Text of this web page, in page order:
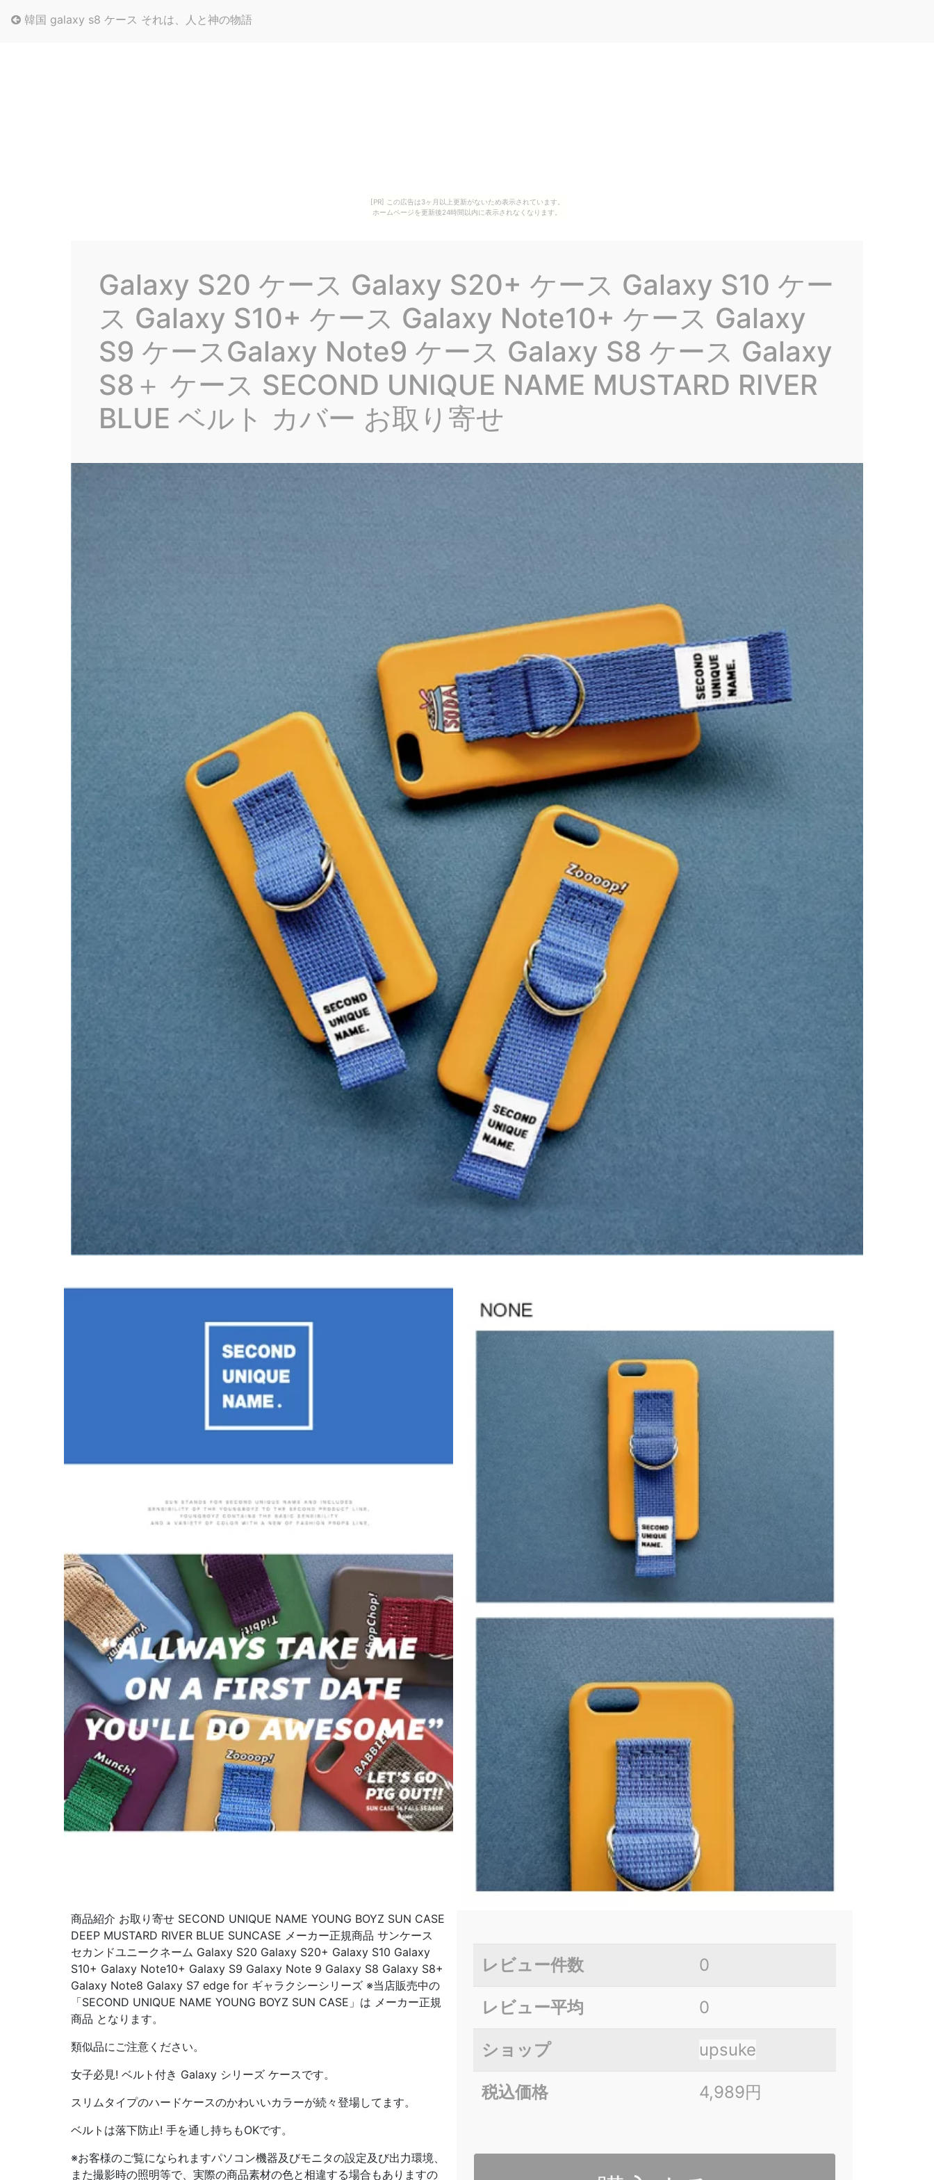
[PR] この広告は3ヶ月以上更新がないため表示されています。
ホームページを更新後24時間以内に表示されなくなります。
韓国 galaxy s8 ケース それは、人と神の物語
Galaxy S20 ケース Galaxy S20+ ケース Galaxy S10 ケー
ス Galaxy S10+ ケース Galaxy Note10+ ケース Galaxy
S9 ケースGalaxy Note9 ケース Galaxy S8 ケース Galaxy
S8＋ ケース SECOND UNIQUE NAME MUSTARD RIVER
BLUE ベルト カバー お取り寄せ
商品紹介 お取り寄せ SECOND UNIQUE NAME YOUNG BOYZ SUN CASE
DEEP MUSTARD RIVER BLUE SUNCASE メーカー正規商品 サンケース
セカンドユニークネーム Galaxy S20 Galaxy S20+ Galaxy S10 Galaxy
S10+ Galaxy Note10+ Galaxy S9 Galaxy Note 9 Galaxy S8 Galaxy S8+
Galaxy Note8 Galaxy S7 edge for ギャラクシーシリーズ ※当店販売中の
「SECOND UNIQUE NAME YOUNG BOYZ SUN CASE」は メーカー正規
商品 となります。
類似品にご注意ください。
女子必見! ベルト付き Galaxy シリーズ ケースです。
スリムタイプのハードケースのかわいいカラーが続々登場してます。
ベルトは落下防止! 手を通し持ちもOKです。
※お客様のご覧になられますパソコン機器及びモニタの設定及び出力環境、
また撮影時の照明等で、実際の商品素材の色と相違する場合もありますの
レビュー件数 0
レビュー平均 0
ショップ upsuke
税込価格 4,989円